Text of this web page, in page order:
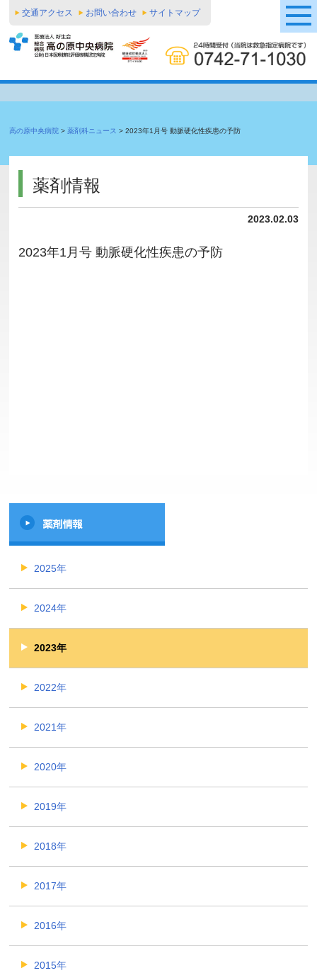
交通アクセス お問い合わせ サイトマップ
高の原中央病院 >薬剤科ニュース >2023年1月号 動脈硬化性疾患の予防
薬剤情報
2023.02.03
2023年1月号 動脈硬化性疾患の予防
2025年
2024年
2023年
2022年
2021年
2020年
2019年
2018年
2017年
2016年
2015年